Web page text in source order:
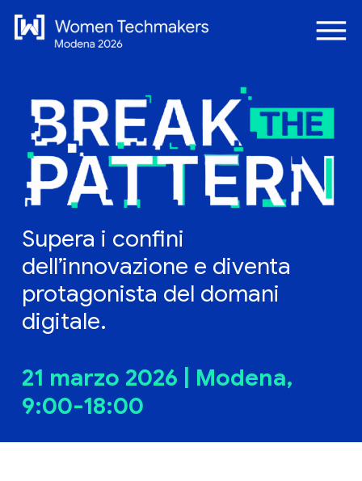
Supera i confini
dell’innovazione e diventa
protagonista del domani
digitale.
21 marzo 2026 | Modena,
9:00-18:00